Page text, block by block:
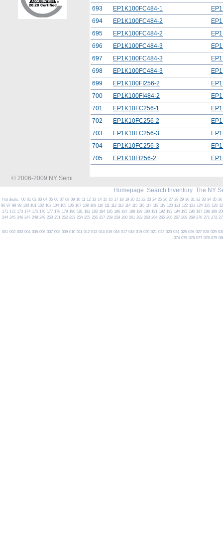
693
EP1K100FC484-1
694
EP1K100FC484-2
695
EP1K100FC484-2
696
EP1K100FC484-3
697
EP1K100FC484-3
698
EP1K100FC484-3
699
EP1K100FI256-2
700
EP1K100FI484-2
701
EP1K10FC256-1
702
EP1K10FC256-2
703
EP1K10FC256-3
704
EP1K10FC256-3
705
EP1K10FI256-2
© 2006-2009 NY Semi
Homepage Search Inventory The NY
Hot deals: 00 01 02 03 04 05 06 07 08 09 10 11 12 13 14 15 16 17 18 19 20 21 22 23 24 25 26 27 28 29 30 31 32 33 34 35 36
96 97 98 99 100 101 102 103 104 105 106 107 108 109 110 111 112 113 114 115 116 117 118 119 120 121 122 123 124 125 126
171 172 173 174 175 176 177 178 179 180 181 182 183 184 185 186 187 188 189 190 191 192 193 194 195 196 197 198 199
244 245 246 247 248 249 250 251 252 253 254 255 256 257 258 259 260 261 262 263 264 265 266 267 268 269 270 271 272
001 002 003 004 005 006 007 008 009 010 011 012 013 014 015 016 017 018 019 020 021 022 023 024 025 026 027 028 029
074 075 076 077 078 079